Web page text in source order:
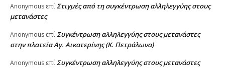
Anonymous επίΣτιγμές από τη συγκέντρωση αλληλεγγύης στους
μετανάστες
Anonymous επίΣυγκέντρωση αλληλεγγύης στους μετανάστες
στην πλατεία Αγ. Αικατερίνης (Κ. Πετράλωνα)
Anonymous επίΣυγκέντρωση αλληλεγγύης στους μετανάστες